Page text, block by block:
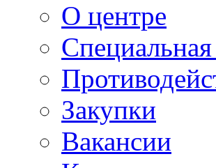
О центре
Закупки
Вакансии